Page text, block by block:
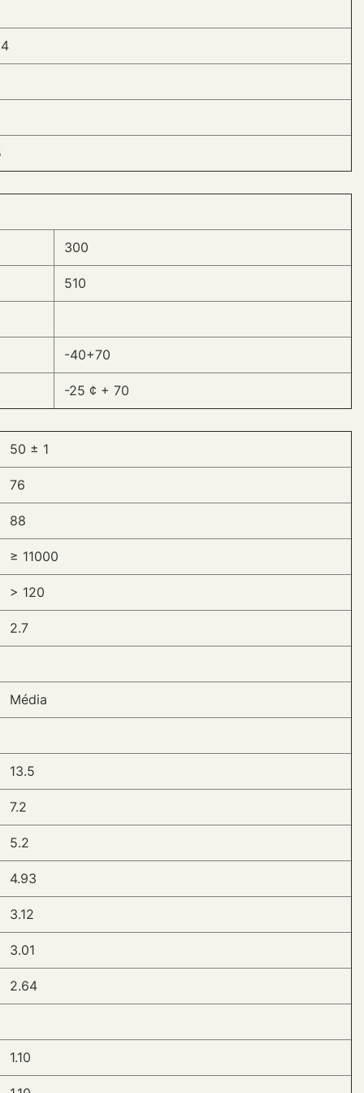
300
510
-40+70
-25 ¢ + 70
50 ± 1
76
88
≥ 11000
> 120
2.7
Média
13.5
7.2
5.2
4.93
3.12
3.01
2.64
1.10